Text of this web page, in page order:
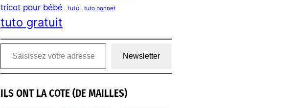
tricot pour bébé tuto tuto bonnet
tuto gratuit
Saisissez votre adresse e-mail…
Newsletter
ILS ONT LA COTE (DE MAILLES)